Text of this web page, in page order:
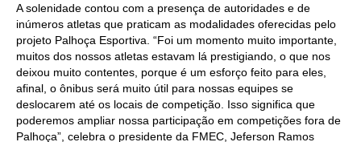
A solenidade contou com a presença de autoridades e de
inúmeros atletas que praticam as modalidades oferecidas pelo
projeto Palhoça Esportiva. “Foi um momento muito importante,
muitos dos nossos atletas estavam lá prestigiando, o que nos
deixou muito contentes, porque é um esforço feito para eles,
afinal, o ônibus será muito útil para nossas equipes se
deslocarem até os locais de competição. Isso significa que
poderemos ampliar nossa participação em competições fora de
Palhoça”, celebra o presidente da FMEC, Jeferson Ramos